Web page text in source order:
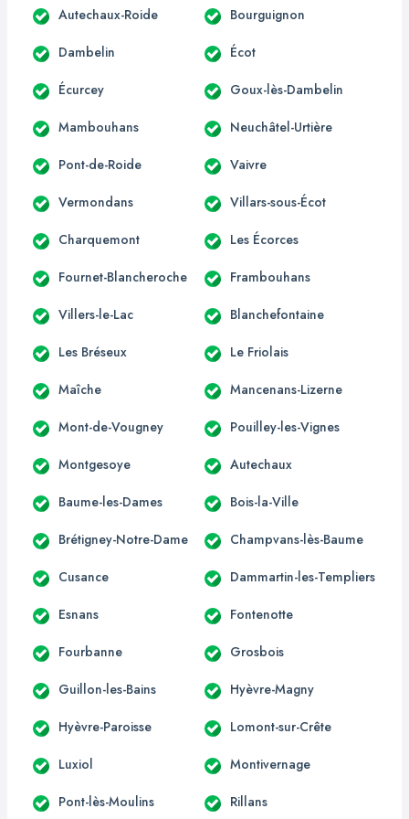
Autechaux-Roide Bourguignon
Dambelin Écot
Écurcey Goux-lès-Dambelin
Mambouhans Neuchâtel-Urtière
Pont-de-Roide Vaivre
Vermondans Villars-sous-Écot
Charquemont Les Écorces
Fournet-Blancheroche Frambouhans
Villers-le-Lac Blanchefontaine
Les Bréseux Le Friolais
Maîche Mancenans-Lizerne
Mont-de-Vougney Pouilley-les-Vignes
Montgesoye Autechaux
Baume-les-Dames Bois-la-Ville
Brétigney-Notre-Dame Champvans-lès-Baume
Cusance Dammartin-les-Templiers
Esnans Fontenotte
Fourbanne Grosbois
Guillon-les-Bains Hyèvre-Magny
Hyèvre-Paroisse Lomont-sur-Crête
Luxiol Montivernage
Pont-lès-Moulins Rillans